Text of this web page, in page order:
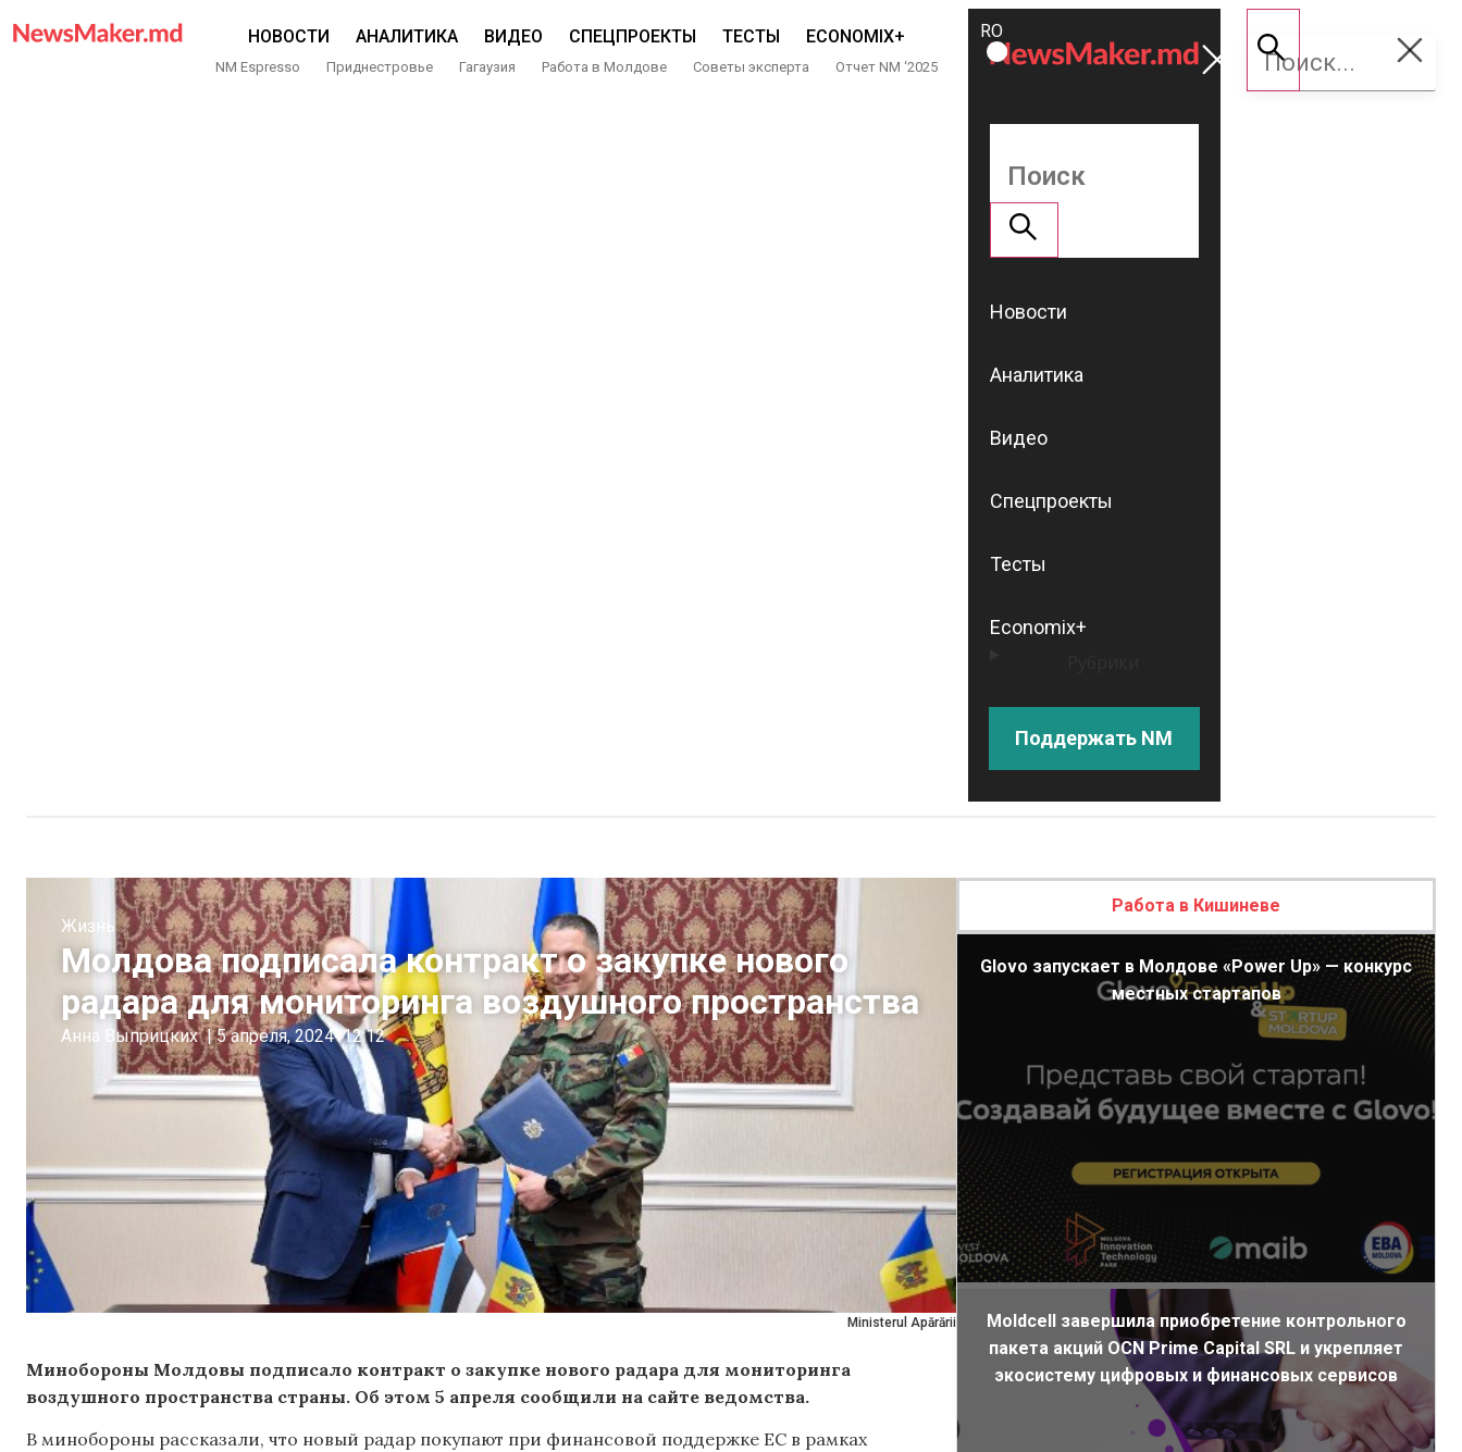
НОВОСТИ АНАЛИТИКА ВИДЕО СПЕЦПРОЕКТЫ ТЕСТЫ ECONOMIX+
NM Espresso Приднестровье Гагаузия Работа в Молдове Советы эксперта Отчет NM ‘2025
ROMÂNĂ
RU
Поддержать
NM
Новости
Аналитика
Видео
Спецпроекты
Тесты
Economix+
Поддержать NM
Ministerul Apărării
Жизнь
Молдова подписала контракт о закупке нового
радара для мониторинга воздушного пространства
Анна Выприцких | 5 апреля, 2024 12:12
Минобороны Молдовы подписало контракт о закупке нового радара для мониторинга
воздушного пространства страны. Об этом 5 апреля сообщили на сайте ведомства.
В минобороны рассказали, что новый радар покупают при финансовой поддержке ЕС в рамках
Работа в Кишиневе
Glovo запускает в Молдове «Power Up» — конкурс
местных стартапов
Moldcell завершила приобретение контрольного
пакета акций OCN Prime Capital SRL и укрепляет
экосистему цифровых и финансовых сервисов